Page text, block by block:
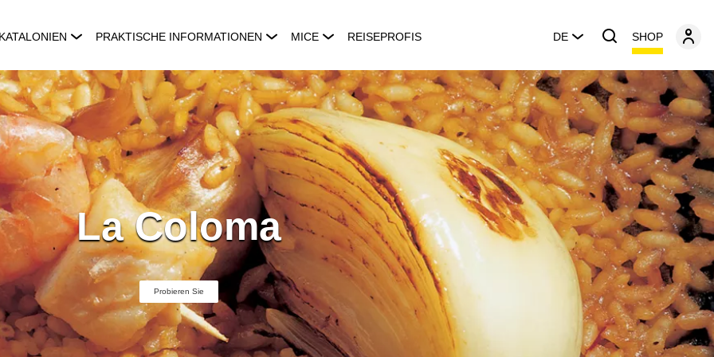
PRAKTISCHE INFORMATIONEN MICE REISEPROFIS DE SHOP
La Coloma
Probieren Sie